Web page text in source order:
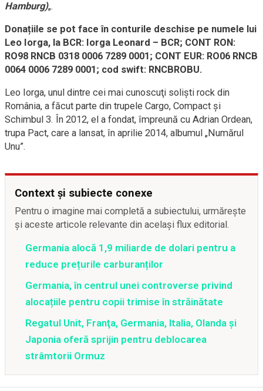
Hamburg)„.
Donațiile se pot face în conturile deschise pe numele lui
Leo Iorga, la BCR: Iorga Leonard – BCR; CONT RON:
RO98 RNCB 0318 0006 7289 0001; CONT EUR: RO06 RNCB
0064 0006 7289 0001; cod swift: RNCBROBU.
Leo Iorga, unul dintre cei mai cunoscuţi solişti rock din
România, a făcut parte din trupele Cargo, Compact şi
Schimbul 3. În 2012, el a fondat, împreună cu Adrian Ordean,
trupa Pact, care a lansat, în aprilie 2014, albumul „Numărul
Unu”.
Context și subiecte conexe
Pentru o imagine mai completă a subiectului, urmărește
și aceste articole relevante din același flux editorial.
Germania alocă 1,9 miliarde de dolari pentru a
reduce prețurile carburanților
Germania, în centrul unei controverse privind
alocațiile pentru copii trimise în străinătate
Regatul Unit, Franţa, Germania, Italia, Olanda şi
Japonia oferă sprijin pentru deblocarea
strâmtorii Ormuz